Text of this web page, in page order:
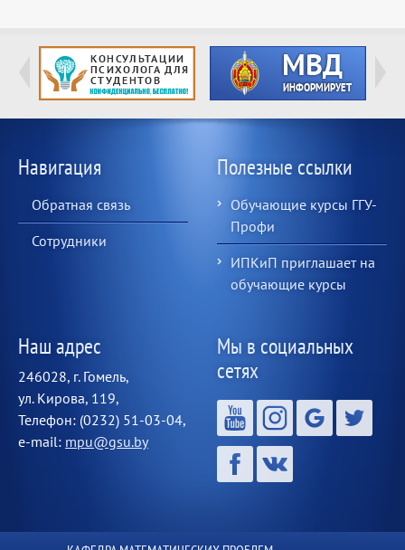
Навигация
Обратная связь
Сотрудники
Полезные ссылки
Обучающие курсы ГГУ-
Профи
ИПКиП приглашает на
обучающие курсы
Наш адрес
246028, г. Гомель,
ул. Кирова, 119,
Телефон: (0232) 51-03-04,
e-mail: mpu@gsu.by
Мы в социальных
сетях